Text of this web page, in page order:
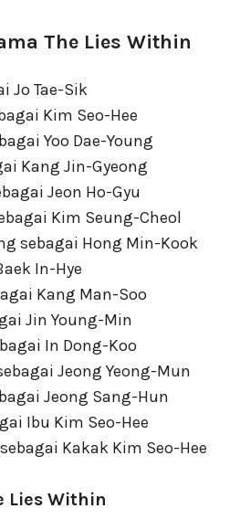
The Lies Within
Jo Tae-Sik
Kim Seo-Hee
Yoo Dae-Young
Kang Jin-Gyeong
Jeon Ho-Gyu
Kim Seung-Cheol
sebagai Hong Min-Kook
In-Hye
Kang Man-Soo
Jin Young-Min
In Dong-Koo
Jeong Yeong-Mun
Jeong Sang-Hun
Ibu Kim Seo-Hee
Kakak Kim Seo-Hee
Lies Within